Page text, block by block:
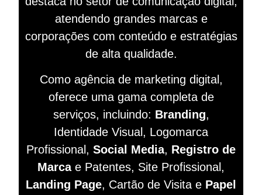
atendendo grandes marcas e
corporações com conteúdo e estratégias
de alta qualidade.
Como agência de marketing digital,
oferece uma gama completa de
serviços, incluindo: Branding,
Identidade Visual, Logomarca
Profissional, Social Media, Registro de
Marca e Patentes, Site Profissional,
Landing Page, Cartão de Visita e Papel